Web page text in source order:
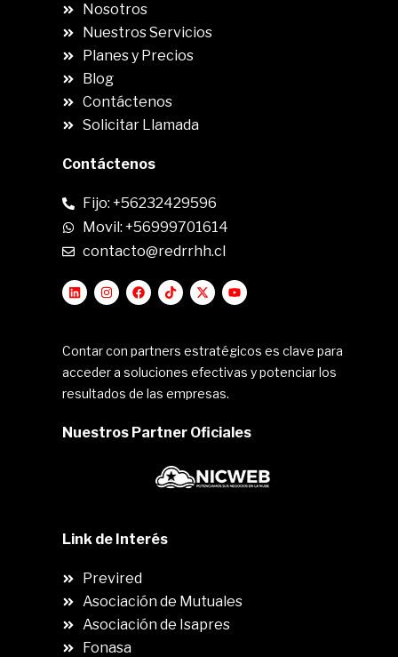
Nosotros
Nuestros Servicios
Planes y Precios
Blog
Contáctenos
Solicitar Llamada
Contáctenos
Fijo: +56232429596
Movil: +56999701614
contacto@redrrhh.cl
Contar con partners estratégicos es clave para
acceder a soluciones efectivas y potenciar los
resultados de las empresas.
Nuestros Partner Oficiales
Link de Interés
Previred
Asociación de Mutuales
Asociación de Isapres
Fonasa